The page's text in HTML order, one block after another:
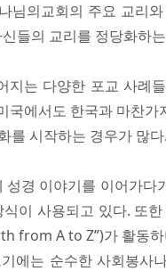
님의교회의 주요 교리
들의 교리를 정당화하
지는 다양한 포교 사례
국에서도 한국과 마찬가
를 시작하는 경우가 많다.
경 이야기를 이어가다
이 사용되고 있다. 또
from A to Z”)가 활동
에는 순수한 사회봉사